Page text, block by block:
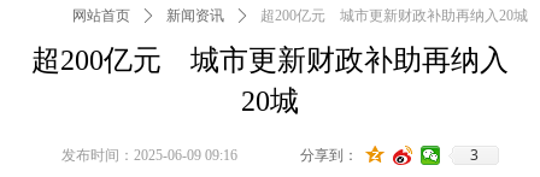
超200亿元 城市更新财政补助再纳入
20城
发布时间： 2025-06-09 09:16 分享到： 3
网站首页 ꄲ 新闻资讯 ꄲ 超200亿元 城市更新财政补助再纳入20城